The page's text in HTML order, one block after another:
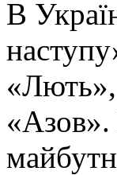
В
«Азов».